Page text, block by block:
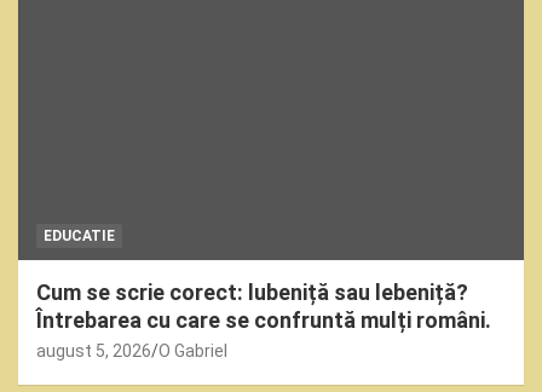
EDUCATIE
Cum se scrie corect: lubeniță sau lebeniță?
Întrebarea cu care se confruntă mulți români.
august 5, 2026 O Gabriel